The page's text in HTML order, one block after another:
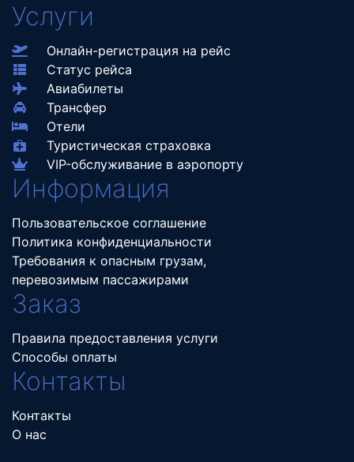
Услуги
Онлайн-регистрация на рейс
Статус рейса
Авиабилеты
Трансфер
Отели
Туристическая страховка
VIP-обслуживание в аэропорту
Информация
Пользовательское соглашение
Политика конфиденциальности
Требования к опасным грузам,
перевозимым пассажирами
Заказ
Правила предоставления услуги
Способы оплаты
Контакты
Контакты
О нас